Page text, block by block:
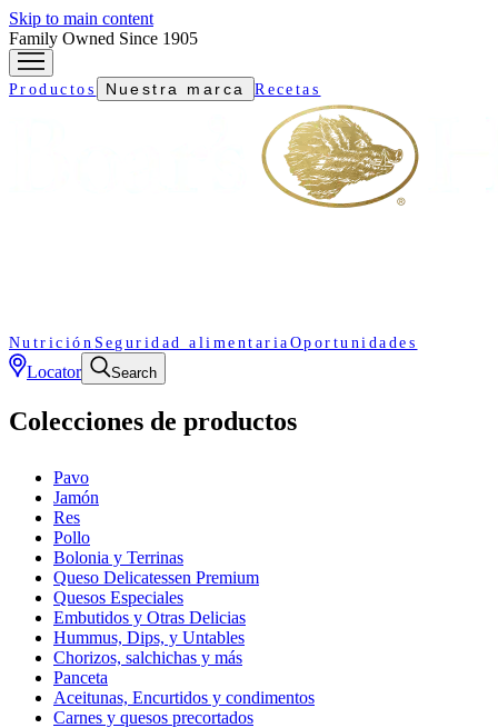
Skip to main content
Family Owned Since 1905
Productos Nuestra marca Recetas
Nutrición Seguridad alimentaria Oportunidades
Locator Search
Colecciones de productos
Pavo
Jamón
Res
Pollo
Bolonia y Terrinas
Queso Delicatessen Premium
Quesos Especiales
Embutidos y Otras Delicias
Hummus, Dips, y Untables
Chorizos, salchichas y más
Panceta
Aceitunas, Encurtidos y condimentos
Carnes y quesos precortados